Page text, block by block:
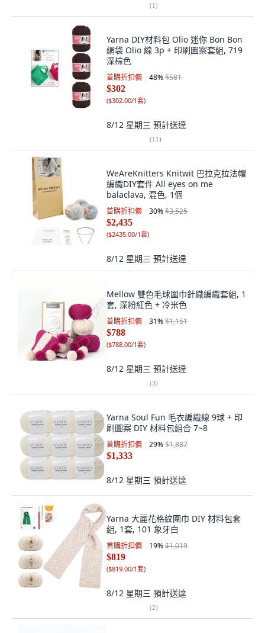
(1)
Yarna DIY材料包 Olio 迷你 Bon Bon
網袋 Olio 線 3p + 印刷圖案套組, 719
深棕色
首購折扣價 48%$581
$302
($302.00/1套)
8/12 星期三 預計送達
(11)
WeAreKnitters Knitwit 巴拉克拉法帽
編織DIY套件 All eyes on me
balaclava, 混色, 1個
首購折扣價 30%$3,525
$2,435
($2435.00/1套)
8/12 星期三 預計送達
Mellow 雙色毛球圍巾針織編織套組, 1
套, 深粉紅色 + 冷米色
首購折扣價 31%$1,151
$788
($788.00/1套)
8/12 星期三 預計送達
(3)
Yarna Soul Fun 毛衣編織線 9球 + 印
刷圖案 DIY 材料包組合 7~8
首購折扣價 29%$1,887
$1,333
8/12 星期三 預計送達
Yarna 大麗花格紋圍巾 DIY 材料包套
組, 1套, 101 象牙白
首購折扣價 19%$1,019
$819
($819.00/1套)
8/12 星期三 預計送達
(2)